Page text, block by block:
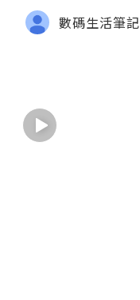
數碼生活筆記